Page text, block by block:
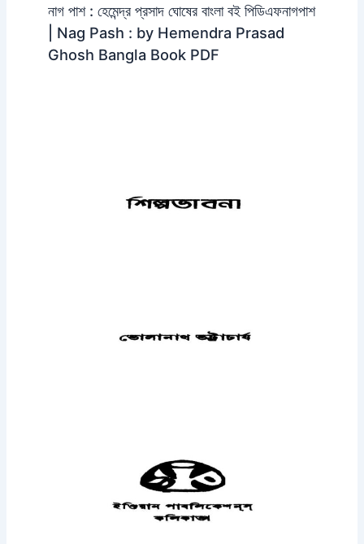
নাগ পাশ : হেমেন্দ্র প্রসাদ ঘোষের বাংলা বই পিডিএফনাগপাশ
| Nag Pash : by Hemendra Prasad
Ghosh Bangla Book PDF